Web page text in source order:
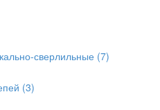
сверлильные (7)
(3)